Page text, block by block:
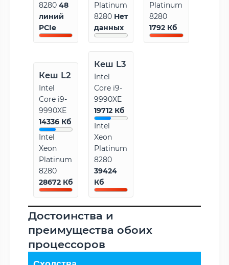
8280 48
линий
PCIe
Platinum
8280 Нет
данных
Platinum
8280
1792 Кб
Кеш L2
Intel
Core i9-
9990XE
14336 Кб
Intel
Xeon
Platinum
8280
28672 Кб
Кеш L3
Intel
Core i9-
9990XE
19712 Кб
Intel
Xeon
Platinum
8280
39424
Кб
Достоинства и
преимущества обоих
процессоров